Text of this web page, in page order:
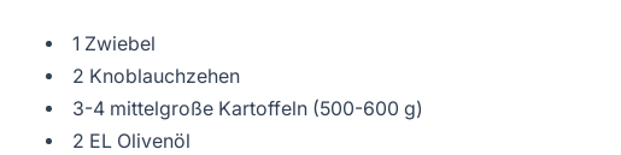
1 Zwiebel
2 Knoblauchzehen
3-4 mittelgroße Kartoffeln (500-600 g)
2 EL Olivenöl